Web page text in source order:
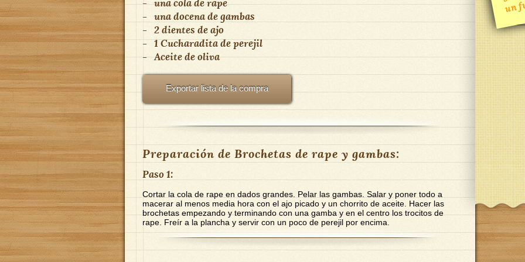
- una docena de gambas
- 2 dientes de ajo
- 1 Cucharadita de perejil
- Aceite de oliva
Exportar lista de la compra
Preparación de Brochetas de rape y gambas:
Paso 1:
Cortar la cola de rape en dados grandes. Pelar las gambas. Salar y poner todo a
macerar al menos media hora con el ajo picado y un chorrito de aceite. Hacer las
brochetas empezando y terminando con una gamba y en el centro los trocitos de
rape. Freír a la plancha y servir con un poco de perejil por encima.